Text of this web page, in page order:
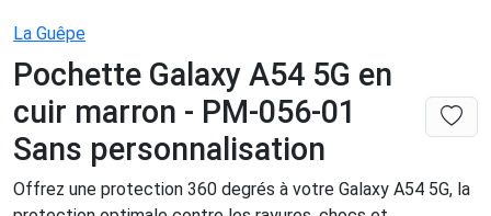
La Guêpe
Pochette Galaxy A54 5G en
cuir marron - PM-056-01
Sans personnalisation
Offrez une protection 360 degrés à votre Galaxy A54 5G, la